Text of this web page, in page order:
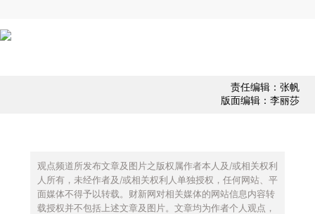
责任编辑：张帆
版面编辑：李丽莎
观点频道所发布文章及图片之版权属作者本人及/或相关权利
人所有，未经作者及/或相关权利人单独授权，任何网站、平
面媒体不得予以转载。财新网对相关媒体的网站信息内容转
载授权并不包括上述文章及图片。文章均为作者个人观点，